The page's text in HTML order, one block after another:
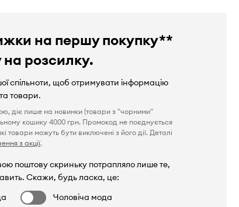
на першу покупку**
на розсилку.
спільноти, щоб отримувати інформацію
товари.
діє лише на новинки (товари з "чорними"
кошику 4000 грн. Промокод не поєднується
товари можуть бути виключені з його дії. Деталі
з акції.
поштову скриньку потрапляло лише те,
Скажи, будь ласка, це:
Чоловіча мода